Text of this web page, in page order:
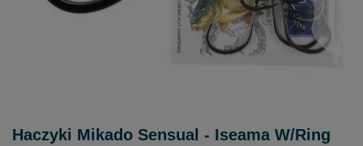
Haczyki Mikado Sensual - Iseama W/Ring